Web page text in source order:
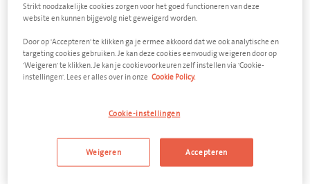
VOEG TOE AAN OFFERTE
Bekijk alle containers voor olie en water emulsie
Strikt noodzakelijke cookies zorgen voor het goed functioneren van deze
website en kunnen bijgevolg niet geweigerd worden.
Door op 'Accepteren' te klikken ga je ermee akkoord dat we ook analytische en
targeting cookies gebruiken. Je kan deze cookies eenvoudig weigeren door op
'Weigeren' te klikken. Je kan je cookievoorkeuren zelf instellen via 'Cookie-
instellingen'. Lees er alles over in onze Cookie Policy.
Cookie-instellingen
Weigeren Accepteren